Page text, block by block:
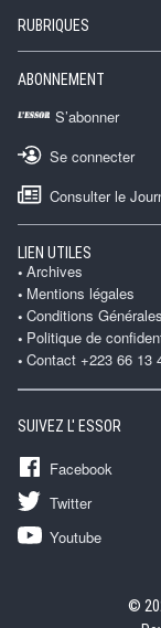
RUBRIQUES
ABONNEMENT
S’abonner
Se connecter
Consulter le
LIEN UTILES
Archives
Mentions légales
Conditions
Politique de
Contact +223 66 13
SUIVEZ L' ESSOR
Facebook
Twitter
Youtube
©